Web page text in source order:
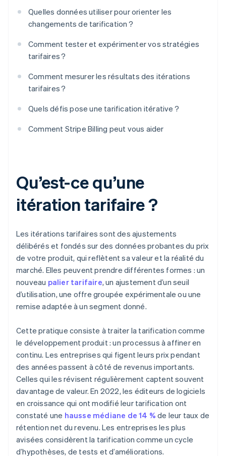
Quelles données utiliser pour orienter les
changements de tarification ?
Comment tester et expérimenter vos stratégies
tarifaires ?
Comment mesurer les résultats des itérations
tarifaires ?
Quels défis pose une tarification itérative ?
Comment Stripe Billing peut vous aider
Qu’est-ce qu’une
itération tarifaire ?
Les itérations tarifaires sont des ajustements
délibérés et fondés sur des données probantes du prix
de votre produit, qui reflètent sa valeur et la réalité du
marché. Elles peuvent prendre différentes formes : un
nouveau palier tarifaire, un ajustement d’un seuil
d’utilisation, une offre groupée expérimentale ou une
remise adaptée à un segment donné.
Cette pratique consiste à traiter la tarification comme
le développement produit : un processus à affiner en
continu. Les entreprises qui figent leurs prix pendant
des années passent à côté de revenus importants.
Celles qui les révisent régulièrement captent souvent
davantage de valeur. En 2022, les éditeurs de logiciels
en croissance qui ont modifié leur tarification ont
constaté une hausse médiane de 14 % de leur taux de
rétention net du revenu. Les entreprises les plus
avisées considèrent la tarification comme un cycle
d’hypothèses, de tests et d’améliorations.